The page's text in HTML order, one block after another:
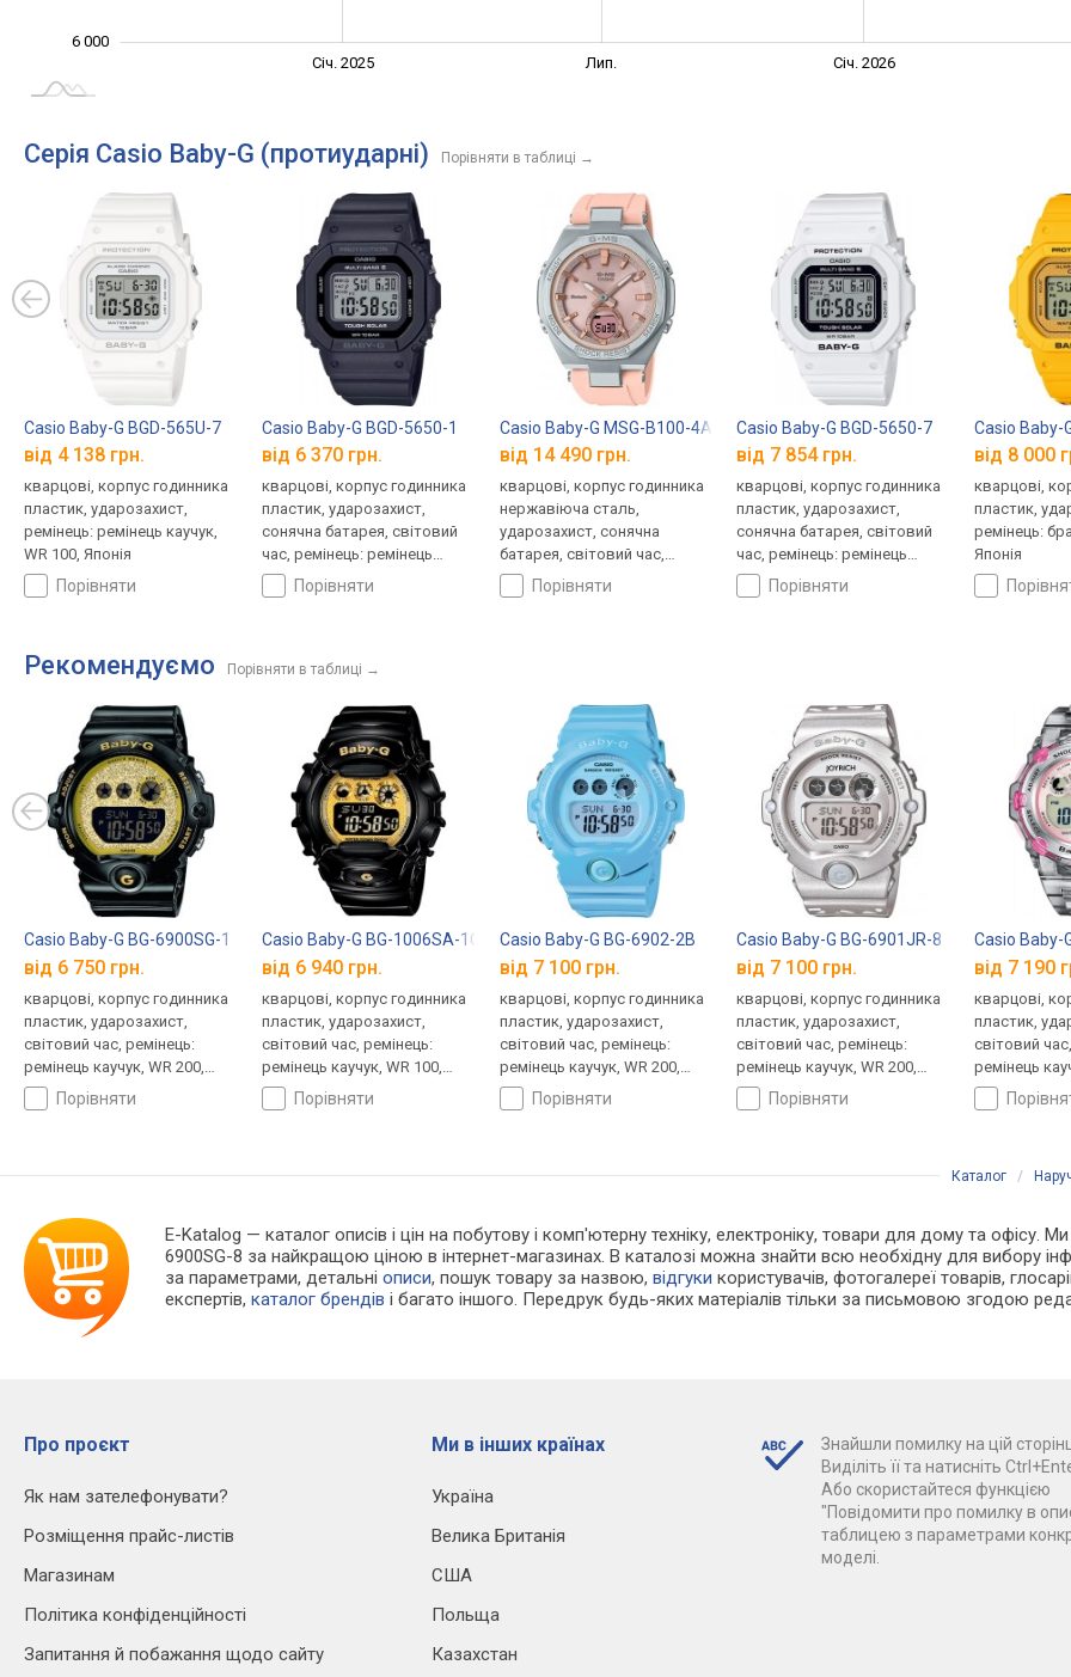
6 000
Січ. 2025 Лип. Січ. 2026
Серія Casio Baby-G (протиударні) Порівняти в таблиці →
Casio Baby-G BGD-565U-7
від 4 138 грн.
кварцові, корпус годинника
пластик, ударозахист,
ремінець: ремінець каучук,
WR 100, Японія
порівняти
Casio Baby-G BGD-5650-1
від 6 370 грн.
кварцові, корпус годинника
пластик, ударозахист,
сонячна батарея, світовий
час, ремінець: ремінець
каучук, WR 100, Японія
порівняти
Casio Baby-G MSG-B100-4A
від 14 490 грн.
кварцові, корпус годинника
нержавіюча сталь,
ударозахист, сонячна
батарея, світовий час,
Bluetooth, ремінець: ремінець
каучук, WR 100, Японія
порівняти
Casio Baby-G BGD-5650-7
від 7 854 грн.
кварцові, корпус годинника
пластик, ударозахист,
сонячна батарея, світовий
час, ремінець: ремінець
каучук, WR 100, Японія
порівняти
Casio Baby-
від 8 000
кварцові,
пластик,
ремінець:
Японія
Рекомендуємо Порівняти в таблиці →
Casio Baby-G BG-6900SG-1
від 6 750 грн.
кварцові, корпус годинника
пластик, ударозахист,
світовий час, ремінець:
ремінець каучук, WR 200,
Японіяпорівняти
Casio Baby-G BG-1006SA-1C
від 6 940 грн.
кварцові, корпус годинника
пластик, ударозахист,
світовий час, ремінець:
ремінець каучук, WR 100,
Японіяпорівняти
Casio Baby-G BG-6902-2B
від 7 100 грн.
кварцові, корпус годинника
пластик, ударозахист,
світовий час, ремінець:
ремінець каучук, WR 200,
Японіяпорівняти
Casio Baby-G BG-6901JR-8
від 7 100 грн.
кварцові, корпус годинника
пластик, ударозахист,
світовий час, ремінець:
ремінець каучук, WR 200,
Японіяпорівняти
Casio Baby-
від 7 190
кварцові,
пластик,
світовий
ремінець
Японія
Каталог /
E-Katalog — каталог описів і цін на побутову і комп'ютерну техніку, електроніку, товари для дому та офісу.
6900SG-8 за найкращою ціною в інтернет-магазинах. В каталозі можна знайти всю необхідну для вибору
за параметрами, детальніописи, пошук товару за назвою,відгуки користувачів, фотогалереї товарів,
експертів,каталог брендів і багато іншого. Передрук будь-яких матеріалів тільки за письмовою згодою
Про проєкт
Як нам зателефонувати?
Розміщення прайс-листів
Магазинам
Політика конфіденційності
Запитання й побажання щодо сайту
Ми в інших країнах
Україна
Велика Британія
США
Польща
Казахстан
Знайшли помилку на цій
Виділіть її та натисніть
Або скористайтеся функцією
"Повідомити про помилку в
таблицею з параметрами
моделі.